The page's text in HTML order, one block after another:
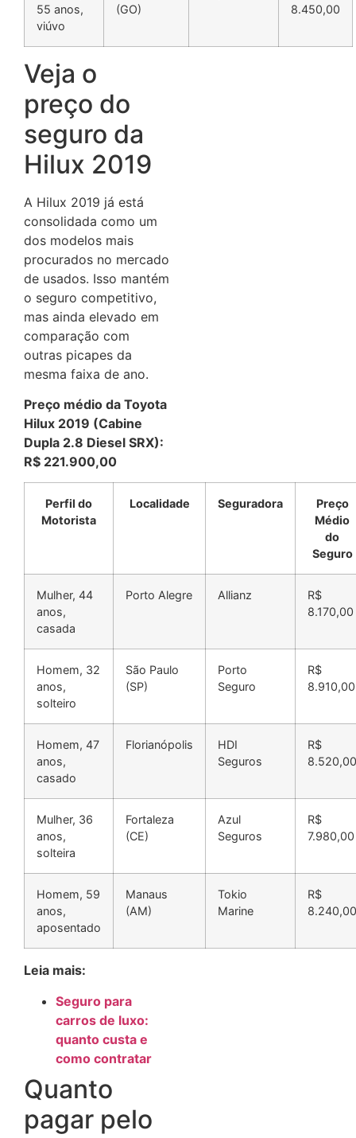
55 anos,
viúvo
(GO)
8.450,00
Veja o
preço do
seguro da
Hilux 2019
A Hilux 2019 já está
consolidada como um
dos modelos mais
procurados no mercado
de usados. Isso mantém
o seguro competitivo,
mas ainda elevado em
comparação com
outras picapes da
mesma faixa de ano.
Preço médio da Toyota
Hilux 2019 (Cabine
Dupla 2.8 Diesel SRX):
R$ 221.900,00
Perfil do
Motorista
Localidade Seguradora
Preço
Médio
do
Seguro
Mulher, 44
anos,
casada
Porto Alegre Allianz
R$
8.170,00
Homem, 32
anos,
solteiro
São Paulo
(SP)
Porto
Seguro
R$
8.910,00
Homem, 47
anos,
casado
Florianópolis
HDI
Seguros
R$
8.520,00
Mulher, 36
anos,
solteira
Fortaleza
(CE)
Azul
Seguros
R$
7.980,00
Homem, 59
anos,
aposentado
Manaus
(AM)
Tokio
Marine
R$
8.240,00
Leia mais:
Seguro para
carros de luxo:
quanto custa e
como contratar
Quanto
pagar pelo